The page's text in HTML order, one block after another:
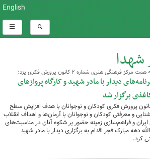
English
شهدا
همت مرکز فرهنگی هنری شماره ۲ کانون پرورش فکری یزد؛
دیدار با مادر شهید و کارگاه پروازهای
برگزار شد
پرورش فکری کودکان و نوجوانان با هدف افزایش سطح
و معرفتی کودکان و نوجوانان با آرمان‌ها و اهداف انقلاب
و فراهم‌سازی زمینه حضور پر شکوه آنان در مناسبت‌های
دهه مبارک فجر اقدام به برگزاری دیدار با مادر شهید
کرد.